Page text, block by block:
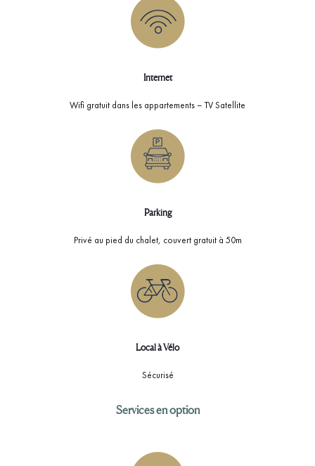
Internet
Wifi gratuit dans les appartements – TV Satellite
Parking
Privé au pied du chalet, couvert gratuit à 50m
Local à Vélo
Sécurisé
Services en option